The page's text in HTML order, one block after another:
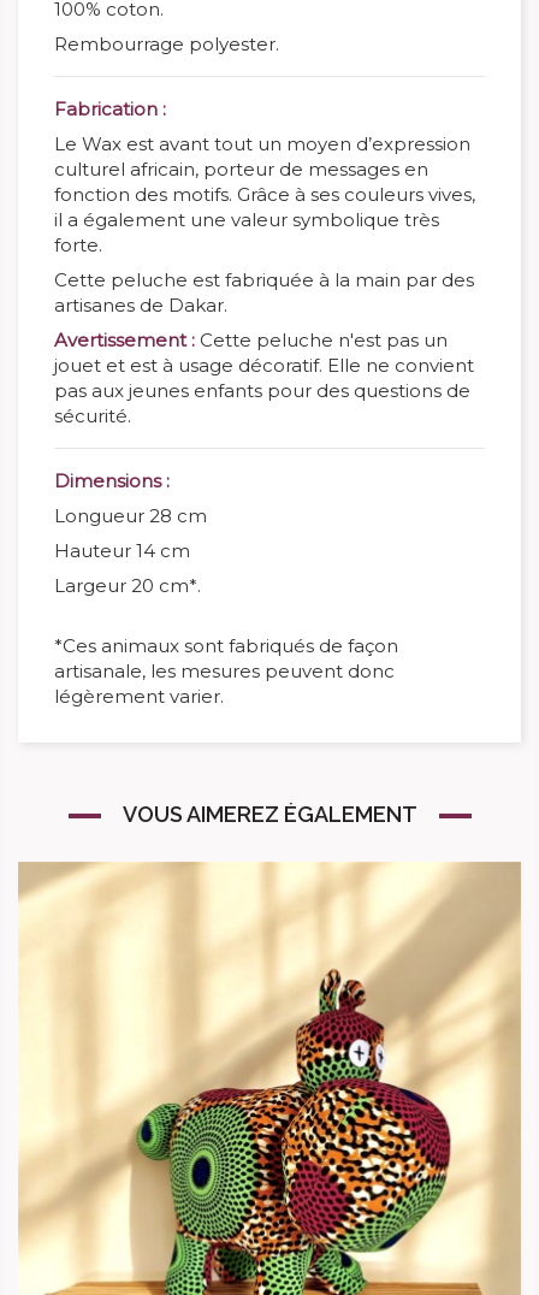
100% coton.
Rembourrage polyester.
Fabrication :
Le Wax est avant tout un moyen d’expression
culturel africain, porteur de messages en
fonction des motifs. Grâce à ses couleurs vives,
il a également une valeur symbolique très
forte.
Cette peluche est fabriquée à la main par des
artisanes de Dakar.
Avertissement : Cette peluche n'est pas un
jouet et est à usage décoratif. Elle ne convient
pas aux jeunes enfants pour des questions de
sécurité.
Dimensions :
Longueur 28 cm
Hauteur 14 cm
Largeur 20 cm*.
*Ces animaux sont fabriqués de façon
artisanale, les mesures peuvent donc
légèrement varier.
VOUS AIMEREZ ÉGALEMENT